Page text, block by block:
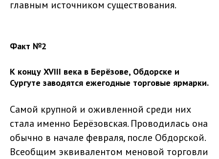
главным источником существования.
Факт №2
К концу XVIII века в Берёзове, Обдорске и
Сургуте заводятся ежегодные торговые ярмарки.
Самой крупной и оживленной среди них
стала именно Берёзовская. Проводилась она
обычно в начале февраля, после Обдорской.
Всеобщим эквивалентом меновой торговли